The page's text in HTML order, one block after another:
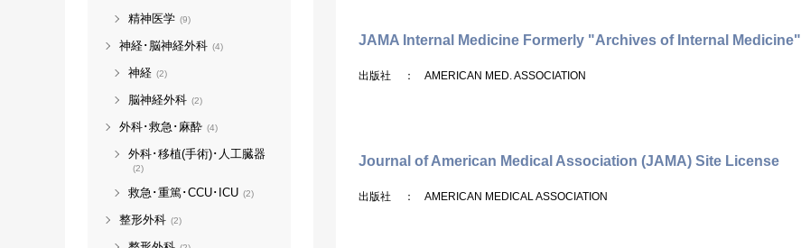
JAMA Internal Medicine Formerly "Archives of Internal Medicine"
出版社 ： AMERICAN MED. ASSOCIATION
Journal of American Medical Association (JAMA) Site License
出版社 ： AMERICAN MEDICAL ASSOCIATION
精神医学 (9)
神経･脳神経外科 (4)
神経 (2)
脳神経外科 (2)
外科･救急･麻酔 (4)
外科･移植(手術)･人工臓器
(2)
救急･重篤･CCU･ICU (2)
整形外科 (2)